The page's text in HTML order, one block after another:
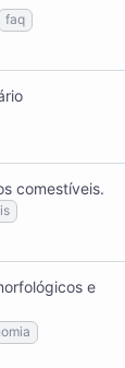
faq
comestíveis.
e